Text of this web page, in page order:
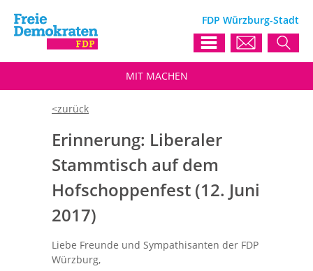
FDP Würzburg-Stadt
MIT MACHEN
Erinnerung: Liberaler
Stammtisch auf dem
Hofschoppenfest (12. Juni
2017)
Liebe Freunde und Sympathisanten der FDP
Würzburg,